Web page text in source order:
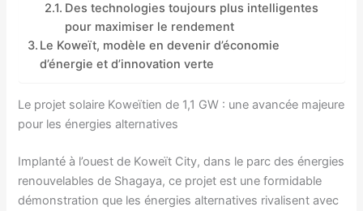
Des technologies toujours plus intelligentes
pour maximiser le rendement
Le Koweït, modèle en devenir d’économie
d’énergie et d’innovation verte
Le projet solaire Koweïtien de 1,1 GW : une avancée majeure
pour les énergies alternatives
Implanté à l’ouest de Koweït City, dans le parc des énergies
renouvelables de Shagaya, ce projet est une formidable
démonstration que les énergies alternatives rivalisent avec